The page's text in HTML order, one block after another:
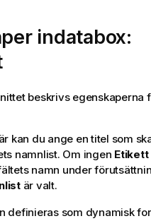
indatabox:
beskrivs egenskaperna
kan du ange en titel som
namnlist. Om ingen Etikett
namn under
är valt.
definieras som dynamisk